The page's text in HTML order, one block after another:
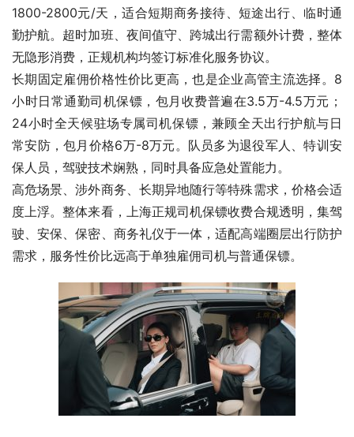
1800-2800元/天，适合短期商务接待、短途出行、临时通
勤护航。超时加班、夜间值守、跨城出行需额外计费，整体
无隐形消费，正规机构均签订标准化服务协议。
长期固定雇佣价格性价比更高，也是企业高管主流选择。8
小时日常通勤司机保镖，包月收费普遍在3.5万-4.5万元；
24小时全天候驻场专属司机保镖，兼顾全天出行护航与日
常安防，包月价格6万-8万元。队员多为退役军人、特训安
保人员，驾驶技术娴熟，同时具备应急处置能力。
高危场景、涉外商务、长期异地随行等特殊需求，价格会适
度上浮。整体来看，上海正规司机保镖收费合规透明，集驾
驶、安保、保密、商务礼仪于一体，适配高端圈层出行防护
需求，服务性价比远高于单独雇佣司机与普通保镖。